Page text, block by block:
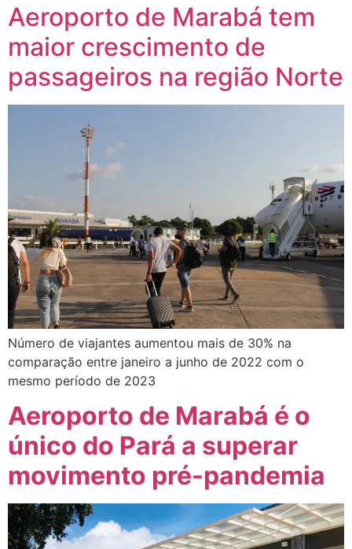
Aeroporto de Marabá tem
maior crescimento de
passageiros na região Norte
Número de viajantes aumentou mais de 30% na
comparação entre janeiro a junho de 2022 com o
mesmo período de 2023
Aeroporto de Marabá é o
único do Pará a superar
movimento pré-pandemia